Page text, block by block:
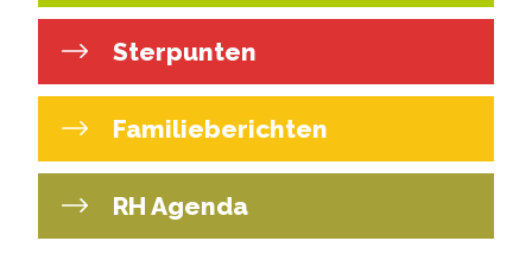
Sterpunten
Familieberichten
RH Agenda